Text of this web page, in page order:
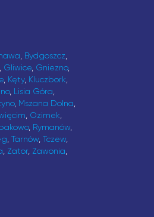
Bydgoszcz
Gliwice, Gniezno,
Kęty, Kluczbork
, Lisia Góra
, Mszana Dolna
Ozimek
, Rymanów,
Tarnów, Tczew,
Zator Zawonia